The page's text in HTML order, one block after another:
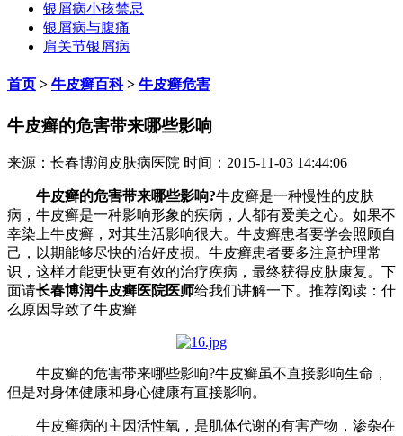
银屑病小孩禁忌
银屑病与腹痛
肩关节银屑病
首页 > 牛皮癣百科> 牛皮癣危害
牛皮癣的危害带来哪些影响
来源：长春博润皮肤病医院 时间：2015-11-03 14:44:06
牛皮癣的危害带来哪些影响?牛皮癣是一种慢性的皮肤
病，牛皮癣是一种影响形象的疾病，人都有爱美之心。如果不
幸染上牛皮癣，对其生活影响很大。牛皮癣患者要学会照顾自
己，以期能够尽快的治好皮损。牛皮癣患者要多注意护理常
识，这样才能更快更有效的治疗疾病，最终获得皮肤康复。下
面请长春博润牛皮癣医院医师给我们讲解一下。推荐阅读：什
么原因导致了牛皮癣
牛皮癣的危害带来哪些影响?牛皮癣虽不直接影响生命，
但是对身体健康和身心健康有直接影响。
牛皮癣病的主因活性氧，是肌体代谢的有害产物，渗杂在